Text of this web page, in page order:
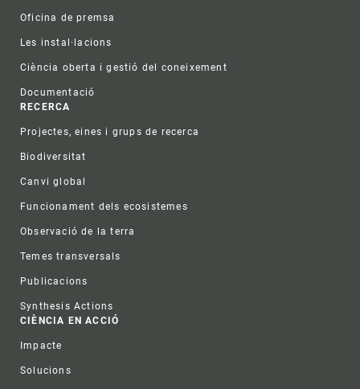
Oficina de premsa
Les instal·lacions
Ciència oberta i gestió del coneixement
Documentació
RECERCA
Projectes, eines i grups de recerca
Biodiversitat
Canvi global
Funcionament dels ecosistemes
Observació de la terra
Temes transversals
Publicacions
Synthesis Actions
CIÈNCIA EN ACCIÓ
Impacte
Solucions